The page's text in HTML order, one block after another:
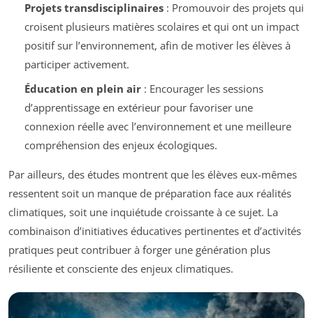
Projets transdisciplinaires: Promouvoir des projets qui
croisent plusieurs matières scolaires et qui ont un impact
positif sur l’environnement, afin de motiver les élèves à
participer activement.
Éducation en plein air: Encourager les sessions
d’apprentissage en extérieur pour favoriser une
connexion réelle avec l’environnement et une meilleure
compréhension des enjeux écologiques.
Par ailleurs, des études montrent que les élèves eux-mêmes
ressentent soit un manque de préparation face aux réalités
climatiques, soit une inquiétude croissante à ce sujet. La
combinaison d’initiatives éducatives pertinentes et d’activités
pratiques peut contribuer à forger une génération plus
résiliente et consciente des enjeux climatiques.